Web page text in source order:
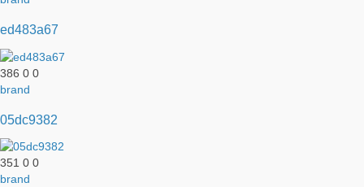
ed483a67
386 0 0
brand
05dc9382
351 0 0
brand